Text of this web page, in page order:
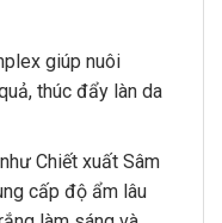
giúp nuôi
thúc đẩy làn da
Chiết xuất Sâm
cấp độ ẩm lâu